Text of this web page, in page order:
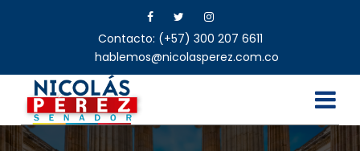
Contacto: (+57) 300 207 6611
hablemos@nicolasperez.com.co